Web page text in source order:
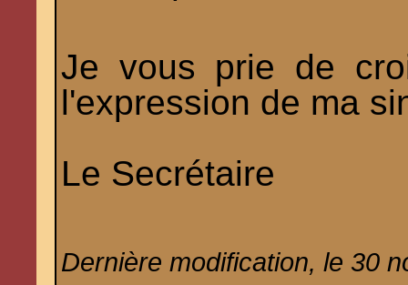
Je vous prie de
l'expression de ma
Le Secrétaire
Dernière modification, le 30